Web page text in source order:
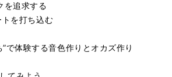
追求する
を打ち込む
体験する音色作りとオカズ作り